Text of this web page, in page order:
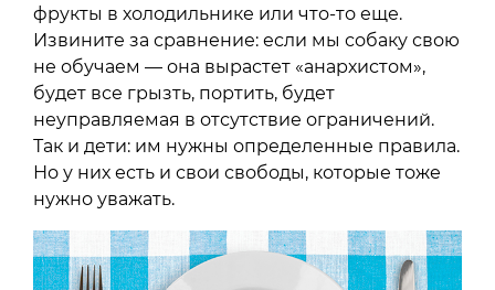
фрукты в холодильнике или что-то еще.
Извините за сравнение: если мы собаку свою
не обучаем — она вырастет «анархистом»,
будет все грызть, портить, будет
неуправляемая в отсутствие ограничений.
Так и дети: им нужны определенные правила.
Но у них есть и свои свободы, которые тоже
нужно уважать.